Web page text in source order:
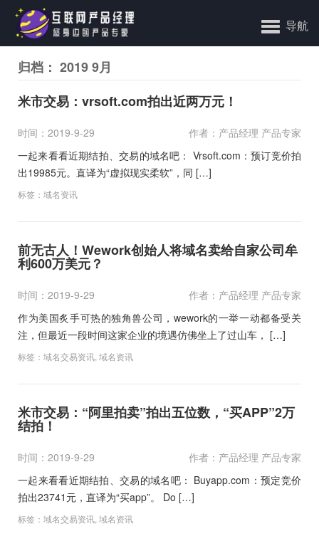
导航
归档： 2019 9月
米市交易：vrsoft.com拍出近两万元！
时间：2019-9-29
作者：产品经理 产品专家
一起来看看近期结拍、交易的域名吧： Vrsoft.com：预订竞价拍
出19985元。直译为“虚拟现实柔软”，同 […]
标签： 域名资讯
前无古人！Wework创始人将域名卖给自家公司牟
利600万美元？
时间：2019-9-29
作者：产品经理 产品专家
作为美国炙手可热的独角兽公司，wework的一举一动都备受关
注，但最近一段时间这家企业的境遇仿佛坐上了过山车， […]
标签： 域名交易资讯 域名资讯
米市交易：“阿里拍卖”拍出五位数，“买APP”2万
结拍！
时间：2019-9-29
作者：产品经理 产品专家
一起来看看近期结拍、交易的域名吧： Buyapp.com：预定竞价
拍出23741元，直译为“买app”。 Do […]
标签： 域名交易资讯 域名资讯